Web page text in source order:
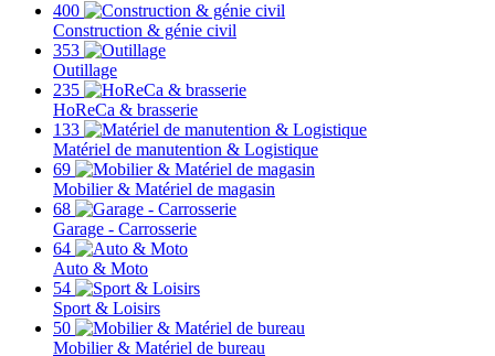
400
Construction & génie civil
353
Outillage
235
HoReCa & brasserie
133
Matériel de manutention & Logistique
69
Mobilier & Matériel de magasin
68
Garage - Carrosserie
64
Auto & Moto
54
Sport & Loisirs
50
Mobilier & Matériel de bureau